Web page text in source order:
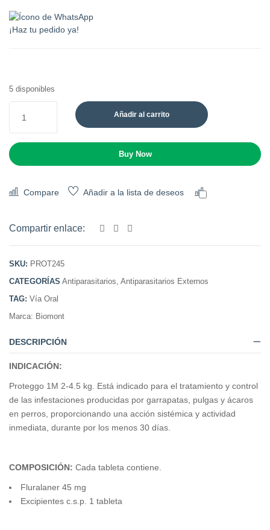
¡Haz tu pedido ya!
5 disponibles
Añadir al carrito
Buy Now
Compare Añadir a la lista de deseos
Compartir enlace:
SKU: PROT245
CATEGORÍAS Antiparasitarios, Antiparasitarios Externos
TAG: Vía Oral
Marca: Biomont
DESCRIPCIÓN
INDICACIÓN:
Proteggo 1M 2-4.5 kg. Está indicado para el tratamiento y control
de las infestaciones producidas por garrapatas, pulgas y ácaros
en perros, proporcionando una acción sistémica y actividad
inmediata, durante por los menos 30 días.
COMPOSICIÓN: Cada tableta contiene.
Fluralaner 45 mg
Excipientes c.s.p. 1 tableta